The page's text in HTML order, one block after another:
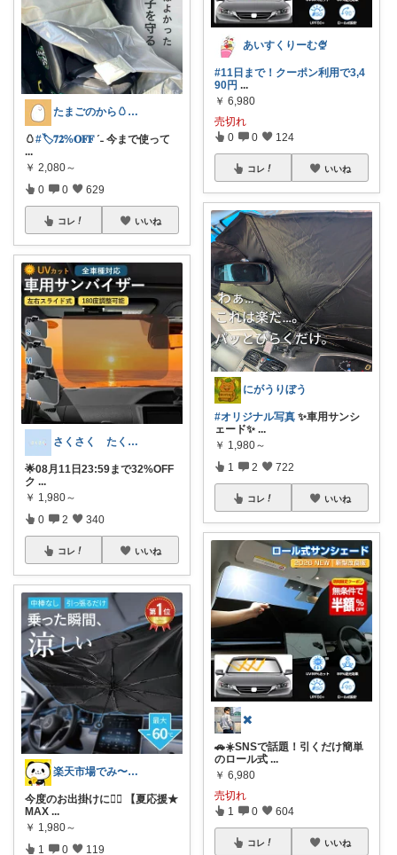
たまごのから🥚ラクに暮らす┊︎育児
🥚#🏷️𝟕𝟐%𝐎𝐅𝐅ˊ˗ 今まで使って
...
￥ 2,080～
0 0 629
コレ いいね
さくさく たくさんの訪問感謝です🙇
🌟08月11日23:59まで32%OFF
ク ...
￥ 1,980～
0 2 340
コレ いいね
楽天市場でみ〜つけた💡🉐
今度のお出掛けに🙆‍♀️ 【夏応援★
MAX ...
￥ 1,980～
1 0 119
あいすくりーむ🍨
#11日まで！クーポン利用で3,4
90円 ...
￥ 6,980
売切れ
0 0 124
コレ いいね
にがうりぼう
#オリジナル写真 ✨車用サンシ
ェード✨ ...
￥ 1,980～
1 2 722
コレ いいね
✖️
🚗☀️SNSで話題！引くだけ簡単
のロール式 ...
￥ 6,980
売切れ
1 0 604
コレ いいね